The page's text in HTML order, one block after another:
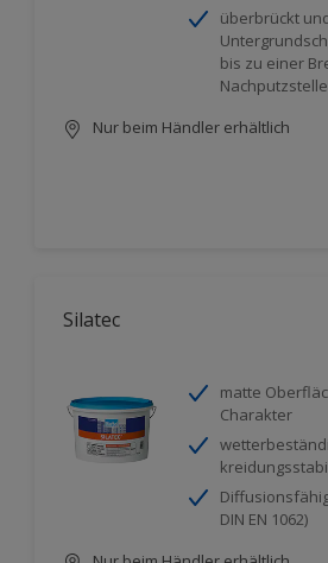
überbrückt
bis zu einer
Nur beim Händler erhältlich
Silatec
matte
Charakter
DIN EN 1062)